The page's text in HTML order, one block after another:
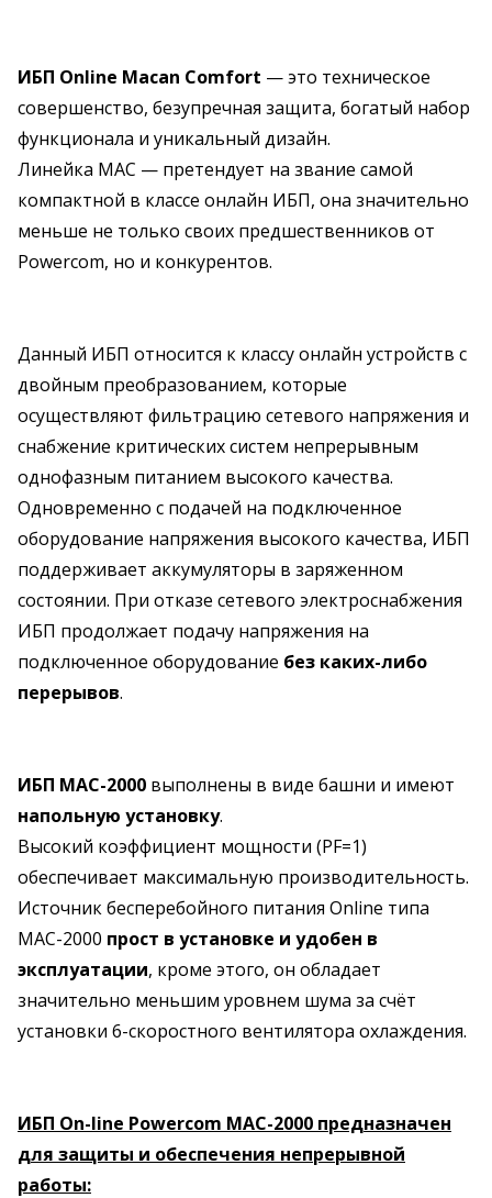
ИБП Online Macan Comfort — это техническое
совершенство, безупречная защита, богатый набор
функционала и уникальный дизайн.
Линейка MAC — претендует на звание самой
компактной в классе онлайн ИБП, она значительно
меньше не только своих предшественников от
Powercom, но и конкурентов.
Данный ИБП относится к классу онлайн устройств с
двойным преобразованием, которые
осуществляют фильтрацию сетевого напряжения и
снабжение критических систем непрерывным
однофазным питанием высокого качества.
Одновременно с подачей на подключенное
оборудование напряжения высокого качества, ИБП
поддерживает аккумуляторы в заряженном
состоянии. При отказе сетевого электроснабжения
ИБП продолжает подачу напряжения на
подключенное оборудование без каких-либо
перерывов.
ИБП MAC-2000 выполнены в виде башни и имеют
напольную установку.
Высокий коэффициент мощности (PF=1)
обеспечивает максимальную производительность.
Источник бесперебойного питания Online типа
MAC-2000 прост в установке и удобен в
эксплуатации, кроме этого, он обладает
значительно меньшим уровнем шума за счёт
установки 6-скоростного вентилятора охлаждения.
ИБП On-line Powercom MAC-2000 предназначен
для защиты и обеспечения непрерывной
работы: